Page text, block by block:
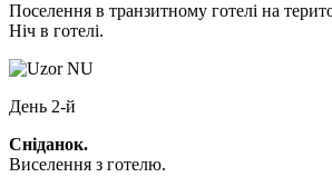
Поселення в транзитному готелі на
Ніч в готелі.
День 2-й
Сніданок.
Виселення з готелю.